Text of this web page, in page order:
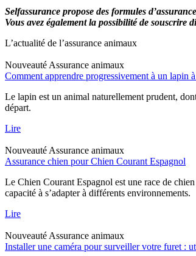
Selfassurance propose des formules
Vous avez également la possibilité de souscrire
L’actualité de l’assurance animaux
Nouveauté Assurance animaux
Comment apprendre progressivement à un lapin
Le lapin est un animal naturellement prudent,
départ.
Lire
Nouveauté Assurance animaux
Assurance chien pour Chien Courant Espagnol
Le Chien Courant Espagnol est une race de
capacité à s’adapter à différents environnements.
Lire
Nouveauté Assurance animaux
Installer une caméra pour surveiller votre furet :